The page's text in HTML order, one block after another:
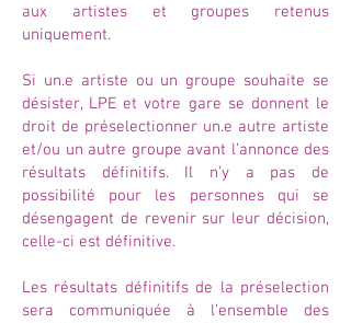
aux artistes et groupes retenus
uniquement.
Si un.e artiste ou un groupe souhaite se
désister, LPE et votre gare se donnent le
droit de préselectionner un.e autre artiste
et/ou un autre groupe avant l’annonce des
résultats définitifs. Il n’y a pas de
possibilité pour les personnes qui se
désengagent de revenir sur leur décision,
celle-ci est définitive.
Les résultats définitifs de la préselection
sera communiquée à l’ensemble des